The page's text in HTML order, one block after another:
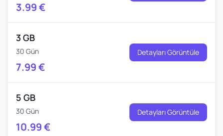
3.99€
3 GB
30 Gün
7.99€
Detayları Görüntüle
5 GB
30 Gün
10.99€
Detayları Görüntüle